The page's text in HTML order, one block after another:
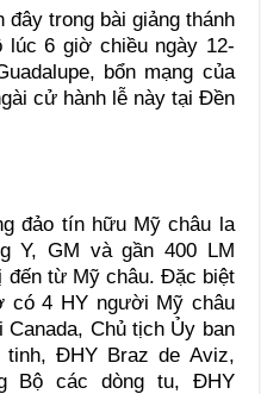
trong bài giảng thánh
lúc 6 giờ chiều ngày 12-
bổn mạng của
cử hành lễ này tại Đền
đảo tín hữu Mỹ châu la
Y, GM và gần 400 LM
đến từ Mỹ châu. Đặc biệt
có 4 HY người Mỹ châu
Chủ tịch Ủy ban
ĐHY Braz de Aviz,
Bộ các dòng tu, ĐHY